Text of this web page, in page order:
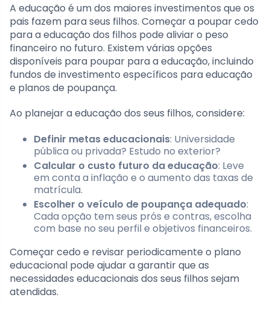
A educação é um dos maiores investimentos que os
pais fazem para seus filhos. Começar a poupar cedo
para a educação dos filhos pode aliviar o peso
financeiro no futuro. Existem várias opções
disponíveis para poupar para a educação, incluindo
fundos de investimento específicos para educação
e planos de poupança.
Ao planejar a educação dos seus filhos, considere:
Definir metas educacionais: Universidade
pública ou privada? Estudo no exterior?
Calcular o custo futuro da educação: Leve
em conta a inflação e o aumento das taxas de
matrícula.
Escolher o veículo de poupança adequado:
Cada opção tem seus prós e contras, escolha
com base no seu perfil e objetivos financeiros.
Começar cedo e revisar periodicamente o plano
educacional pode ajudar a garantir que as
necessidades educacionais dos seus filhos sejam
atendidas.